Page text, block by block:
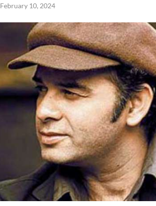
February 10, 2024